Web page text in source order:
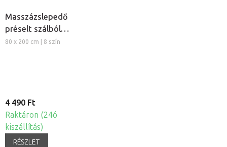
Masszázslepedő
préselt szálból,
5db
80 x 200 cm | 8 szín
4 490 Ft
Raktáron (24ó
kiszállítás)
RÉSZLET